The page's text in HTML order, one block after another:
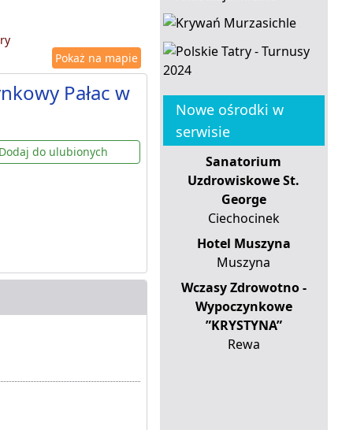
Pokaż na mapie
Pałac w
Dodaj do ulubionych
Nowe ośrodki w
serwisie
Sanatorium
Uzdrowiskowe St.
George
Ciechocinek
Hotel Muszyna
Muszyna
Wczasy Zdrowotno -
Wypoczynkowe
”KRYSTYNA”
Rewa